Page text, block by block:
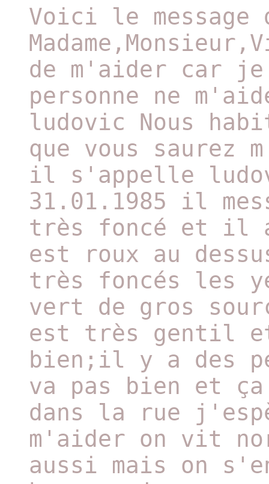
Voici le message
de m'aider car je
personne ne
ludovic Nous
que vous saurez
il s'appelle
31.01.1985 il
très foncé et il
est roux au
très foncés les
vert de gros
est très gentil
bien;il y a des
va pas bien et
dans la rue
m'aider on vit
aussi mais on